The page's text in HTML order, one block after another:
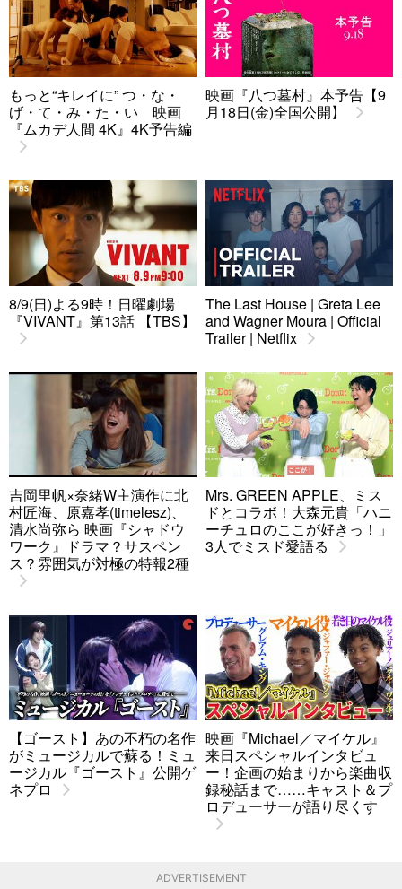
もっと“キレイに” つ・な・
げ・て・み・た・い 映画
『ムカデ人間 4K』4K予告編
映画『八つ墓村』本予告【9
月18日(金)全国公開】
8/9(日)よる9時！日曜劇場
『VIVANT』第13話 【TBS】
The Last House | Greta Lee
and Wagner Moura | Official
Trailer | Netflix
吉岡里帆×奈緒W主演作に北
村匠海、原嘉孝(timelesz)、
清水尚弥ら 映画『シャドウ
ワーク』ドラマ？サスペン
ス？雰囲気が対極の特報2種
Mrs. GREEN APPLE、ミス
ドとコラボ！大森元貴「ハニ
ーチュロのここが好きっ！」
3人でミスド愛語る
【ゴースト】あの不朽の名作
がミュージカルで蘇る！ミュ
ージカル『ゴースト』公開ゲ
ネプロ
映画『Michael／マイケル』
来日スペシャルインタビュ
ー！企画の始まりから楽曲収
録秘話まで……キャスト＆プ
ロデューサーが語り尽くす
ADVERTISEMENT